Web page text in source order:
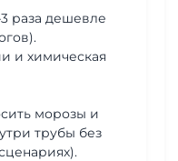
раза дешевле
и химическая
морозы и
трубы без